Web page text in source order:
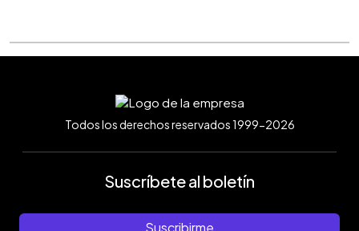
Todos los derechos reservados 1999-2026
Suscríbete al boletín
Suscribirme